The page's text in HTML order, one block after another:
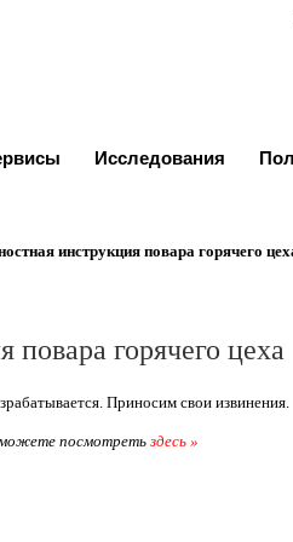
Исследования
инструкция повара горячего
горячего цеха
Приносим свои извинения.
посмотретьздесь »